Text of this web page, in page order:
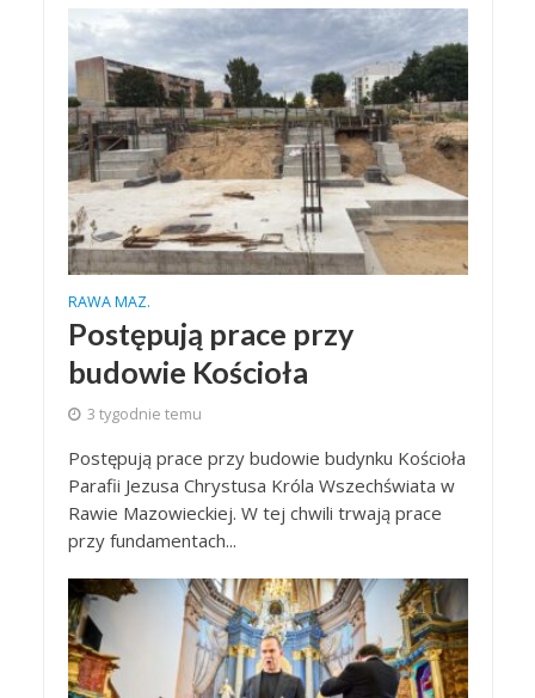
RAWA MAZ.
Postępują prace przy
budowie Kościoła
3 tygodnie temu
Postępują prace przy budowie budynku Kościoła
Parafii Jezusa Chrystusa Króla Wszechświata w
Rawie Mazowieckiej. W tej chwili trwają prace
przy fundamentach...